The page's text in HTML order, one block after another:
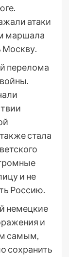
атаки
маршала
Москву.
перелома
стала
и не
Россию.
немецкие
и
самым,
сохранить